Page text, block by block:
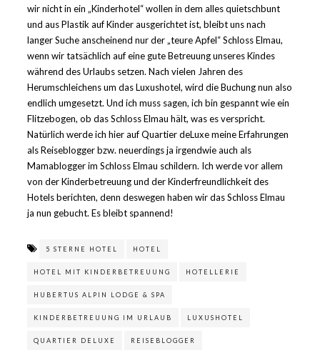
wir nicht in ein „Kinderhotel“ wollen in dem alles quietschbunt
und aus Plastik auf Kinder ausgerichtet ist, bleibt uns nach
langer Suche anscheinend nur der „teure Apfel“ Schloss Elmau,
wenn wir tatsächlich auf eine gute Betreuung unseres Kindes
während des Urlaubs setzen. Nach vielen Jahren des
Herumschleichens um das Luxushotel, wird die Buchung nun also
endlich umgesetzt. Und ich muss sagen, ich bin gespannt wie ein
Flitzebogen, ob das Schloss Elmau hält, was es verspricht.
Natürlich werde ich hier auf Quartier deLuxe meine Erfahrungen
als Reiseblogger bzw. neuerdings ja irgendwie auch als
Mamablogger im Schloss Elmau schildern. Ich werde vor allem
von der Kinderbetreuung und der Kinderfreundlichkeit des
Hotels berichten, denn deswegen haben wir das Schloss Elmau
ja nun gebucht. Es bleibt spannend!
5 STERNE HOTEL HOTEL
HOTEL MIT KINDERBETREUUNG HOTELLERIE
HUBERTUS ALPIN LODGE & SPA
KINDERBETREUUNG IM URLAUB LUXUSHOTEL
QUARTIER DELUXE REISEBLOGGER